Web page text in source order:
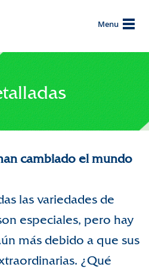
Menu
cambiado el mundo
las variedades de
especiales, pero hay
más debido a que sus
¿Qué